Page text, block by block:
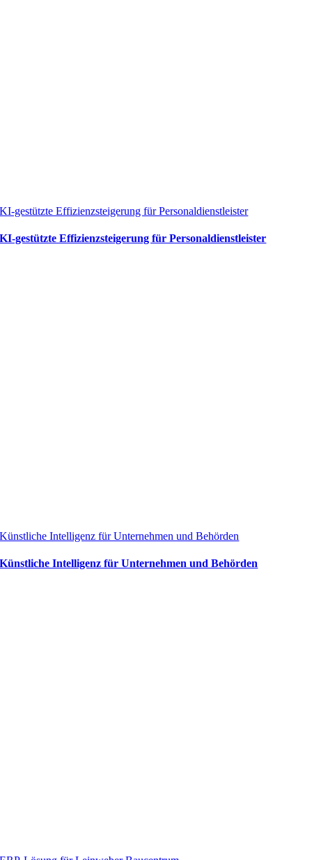
KI-gestützte Effizienzsteigerung für Personaldienstleister
KI-gestützte Effizienzsteigerung für Personaldienstleister
Künstliche Intelligenz für Unternehmen und Behörden
Künstliche Intelligenz für Unternehmen und Behörden